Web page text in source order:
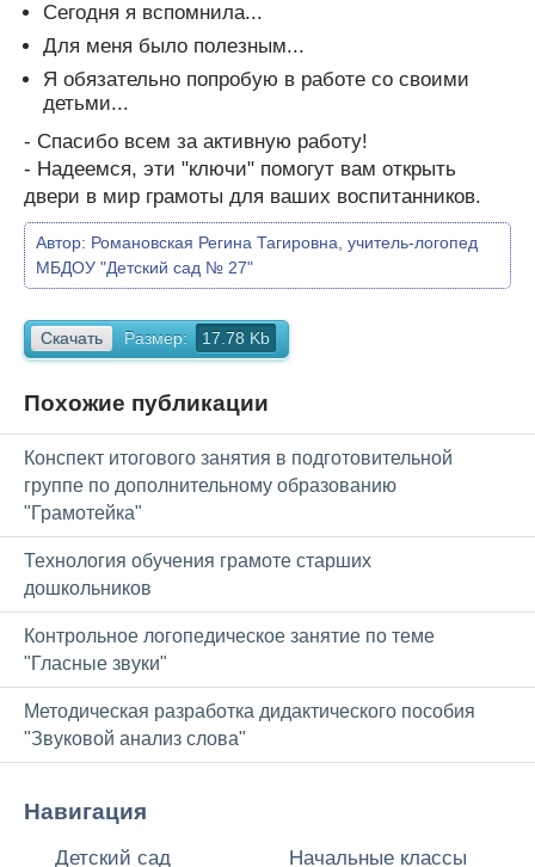
Сегодня я вспомнила...
Для меня было полезным...
Я обязательно попробую в работе со своими
детьми...
- Спасибо всем за активную работу!
- Надеемся, эти "ключи" помогут вам открыть
двери в мир грамоты для ваших воспитанников.
Автор: Романовская Регина Тагировна, учитель-логопед
МБДОУ "Детский сад № 27"
Скачать Размер: 17.78 Kb
Похожие публикации
Конспект итогового занятия в подготовительной
группе по дополнительному образованию
"Грамотейка"
Технология обучения грамоте старших
дошкольников
Контрольное логопедическое занятие по теме
"Гласные звуки"
Методическая разработка дидактического пособия
"Звуковой анализ слова"
Навигация
Детский сад Начальные классы